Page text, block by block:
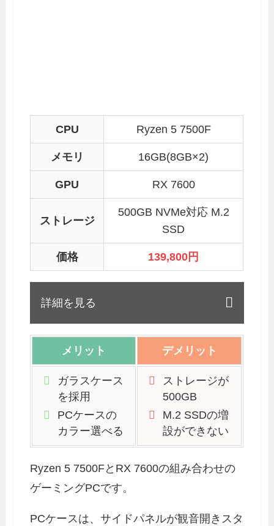
CPU Ryzen 5 7500F
メモリ 16GB(8GB×2)
GPU RX 7600
ストレージ
500GB NVMe対応 M.2
SSD
価格 139,800 円
詳細を見る
メリット デメリット
ガラスケース
を採用
PCケースの
カラー選べる
ストレージが
500GB
M.2 SSDの増
設ができない
Ryzen 5 7500FとRX 7600の組み合わせの
ゲーミングPCです。
PCケースは、サイドパネルが観音開きスタ